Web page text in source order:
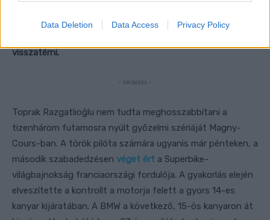
Data Deletion Data Access Privacy Policy